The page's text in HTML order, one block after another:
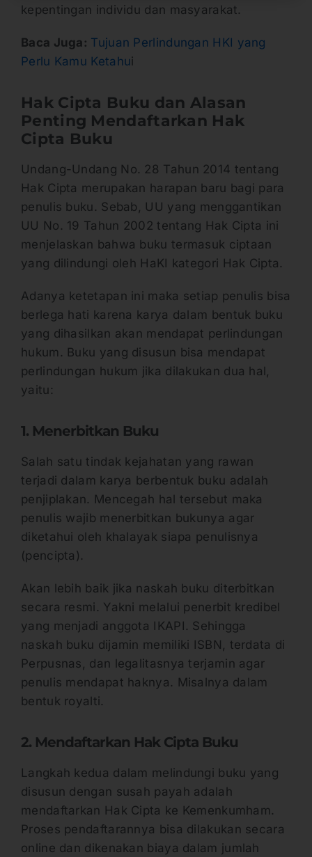
kepentingan individu dan masyarakat.
Baca Juga: Tujuan Perlindungan HKI yang
Perlu Kamu Ketahui
Hak Cipta Buku dan Alasan
Penting Mendaftarkan Hak
Cipta Buku
Undang-Undang No. 28 Tahun 2014 tentang
Hak Cipta merupakan harapan baru bagi para
penulis buku. Sebab, UU yang menggantikan
UU No. 19 Tahun 2002 tentang Hak Cipta ini
menjelaskan bahwa buku termasuk ciptaan
yang dilindungi oleh HaKI kategori Hak Cipta.
Adanya ketetapan ini maka setiap penulis bisa
berlega hati karena karya dalam bentuk buku
yang dihasilkan akan mendapat perlindungan
hukum. Buku yang disusun bisa mendapat
perlindungan hukum jika dilakukan dua hal,
yaitu:
1. Menerbitkan Buku
Salah satu tindak kejahatan yang rawan
terjadi dalam karya berbentuk buku adalah
penjiplakan. Mencegah hal tersebut maka
penulis wajib menerbitkan bukunya agar
diketahui oleh khalayak siapa penulisnya
(pencipta).
Akan lebih baik jika naskah buku diterbitkan
secara resmi. Yakni melalui penerbit kredibel
yang menjadi anggota IKAPI. Sehingga
naskah buku dijamin memiliki ISBN, terdata di
Perpusnas, dan legalitasnya terjamin agar
penulis mendapat haknya. Misalnya dalam
bentuk royalti.
2. Mendaftarkan Hak Cipta Buku
Langkah kedua dalam melindungi buku yang
disusun dengan susah payah adalah
mendaftarkan Hak Cipta ke Kemenkumham.
Proses pendaftarannya bisa dilakukan secara
online dan dikenakan biaya dalam jumlah